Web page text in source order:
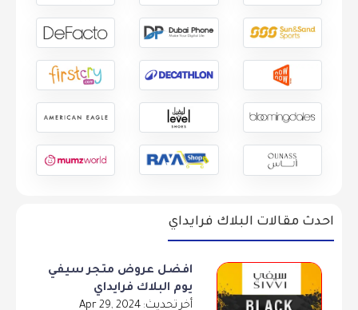
احدث مقالات البلاك فرايداي
افضل عروض متجر سيفي
يوم البلاك فرايداي
أخر تحديث: Apr 29, 2024